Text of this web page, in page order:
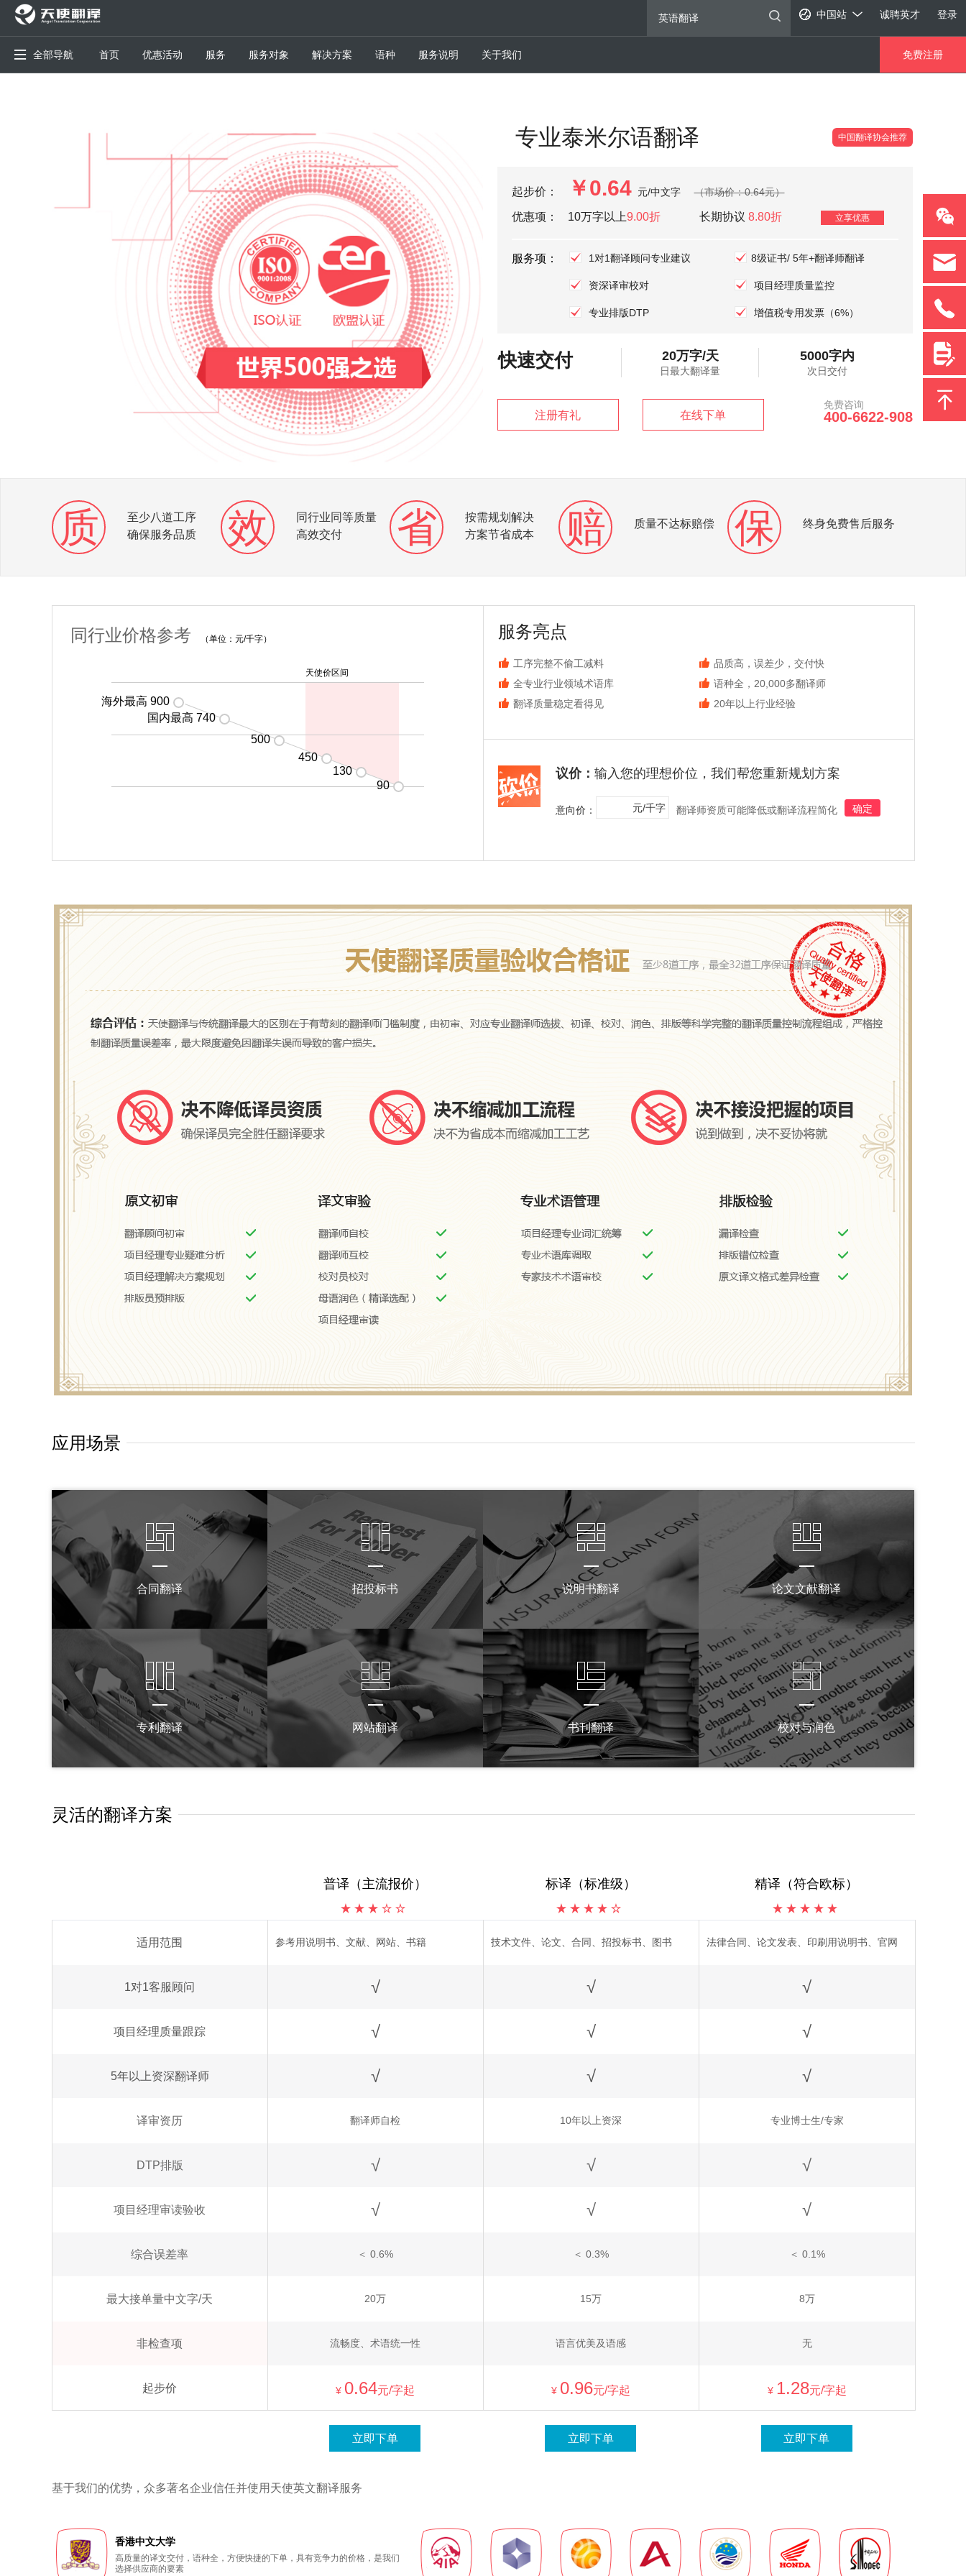
诚聘英才 登录
中国站
全部导航 首页 优惠活动 服务 服务对象 解决方案 语种 服务说明 关于我们 免费注册
专业泰米尔语翻译 中国翻译协会推荐
起步价： ￥0.64 元/中文字 （市场价：0.64元）
优惠项： 10万字以上9.00折 长期协议 8.80折 立享优惠
服务项： 1对1翻译顾问专业建议 8级证书/ 5年+翻译师翻译
资深译审校对 项目经理质量监控
专业排版DTP 增值税专用发票（6%）
快速交付 20万字/天
日最大翻译量
5000字内
次日交付
注册有礼 在线下单
免费咨询
400-6622-908
质
至少八道工序
确保服务品质
效
同行业同等质量
高效交付
省
按需规划解决
方案节省成本
赔 质量不达标赔偿 保 终身免费售后服务
同行业价格参考 （单位：元/千字）
天使价区间
海外最高 900
国内最高 740
500
450
130
90
服务亮点
工序完整不偷工减料
品质高，误差少，交付快
全专业行业领域术语库
语种全，20,000多翻译师
翻译质量稳定看得见
20年以上行业经验
议价： 输入您的理想价位，我们帮您重新规划方案
意向价： 元/千字 翻译师资质可能降低或翻译流程简化 确定
应用场景
合同翻译 招投标书 说明书翻译 论文文献翻译
专利翻译 网站翻译 书刊翻译 校对与润色
灵活的翻译方案
普译（主流报价） 标译（标准级） 精译（符合欧标）
适用范围 参考用说明书、文献、网站、书籍 技术文件、论文、合同、招投标书、图书 法律合同、论文发表、印刷用说明书、官网
1对1客服顾问 √ √ √
项目经理质量跟踪 √ √ √
5年以上资深翻译师 √ √ √
译审资历 翻译师自检 10年以上资深 专业博士生/专家
DTP排版 √ √ √
项目经理审读验收 √ √ √
综合误差率 ＜ 0.6% ＜ 0.3% ＜ 0.1%
最大接单量中文字/天 20万 15万 8万
非检查项 流畅度、术语统一性 语言优美及语感 无
起步价 ¥ 0.64元/字起 ¥ 0.96元/字起 ¥ 1.28元/字起
立即下单 立即下单 立即下单
基于我们的优势，众多著名企业信任并使用天使英文翻译服务
香港中文大学
高质量的译文交付，语种全，方便快捷的下单，具有竞争力的价格，是我们
选择供应商的要素